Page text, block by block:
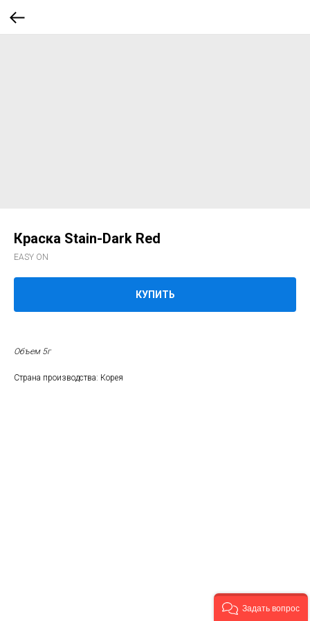
Краска Stain-Dark Red
EASY ON
КУПИТЬ
Объем 5г
Страна производства: Корея
Задать вопрос